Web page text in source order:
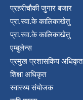
प्रहरीचौकी जुगार बजार
प्रा.स्वा.के कालिकाखेतु
प्रा.स्वा.के कालिकाखेतु
एम्बुलेन्स
प्रमुख प्रशासकिय अधिकृत
शिक्षा अधिकृत
स्वास्थ्य संयोजक